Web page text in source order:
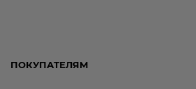
ПОКУПАТЕЛЯМ